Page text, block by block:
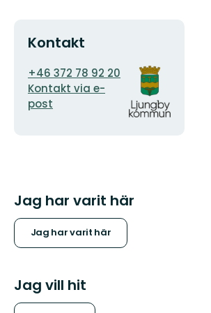
Kontakt
E-
postadress
+46 372 78 92 20
Kontakt via e-
post
Organisationens
logotyp
Jag har varit här
Jag har varit här
Jag vill hit